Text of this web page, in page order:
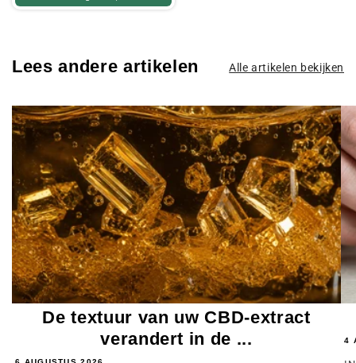
Lees andere artikelen Alle artikelen bekijken
De textuur van uw CBD-extract
verandert in de ...
4